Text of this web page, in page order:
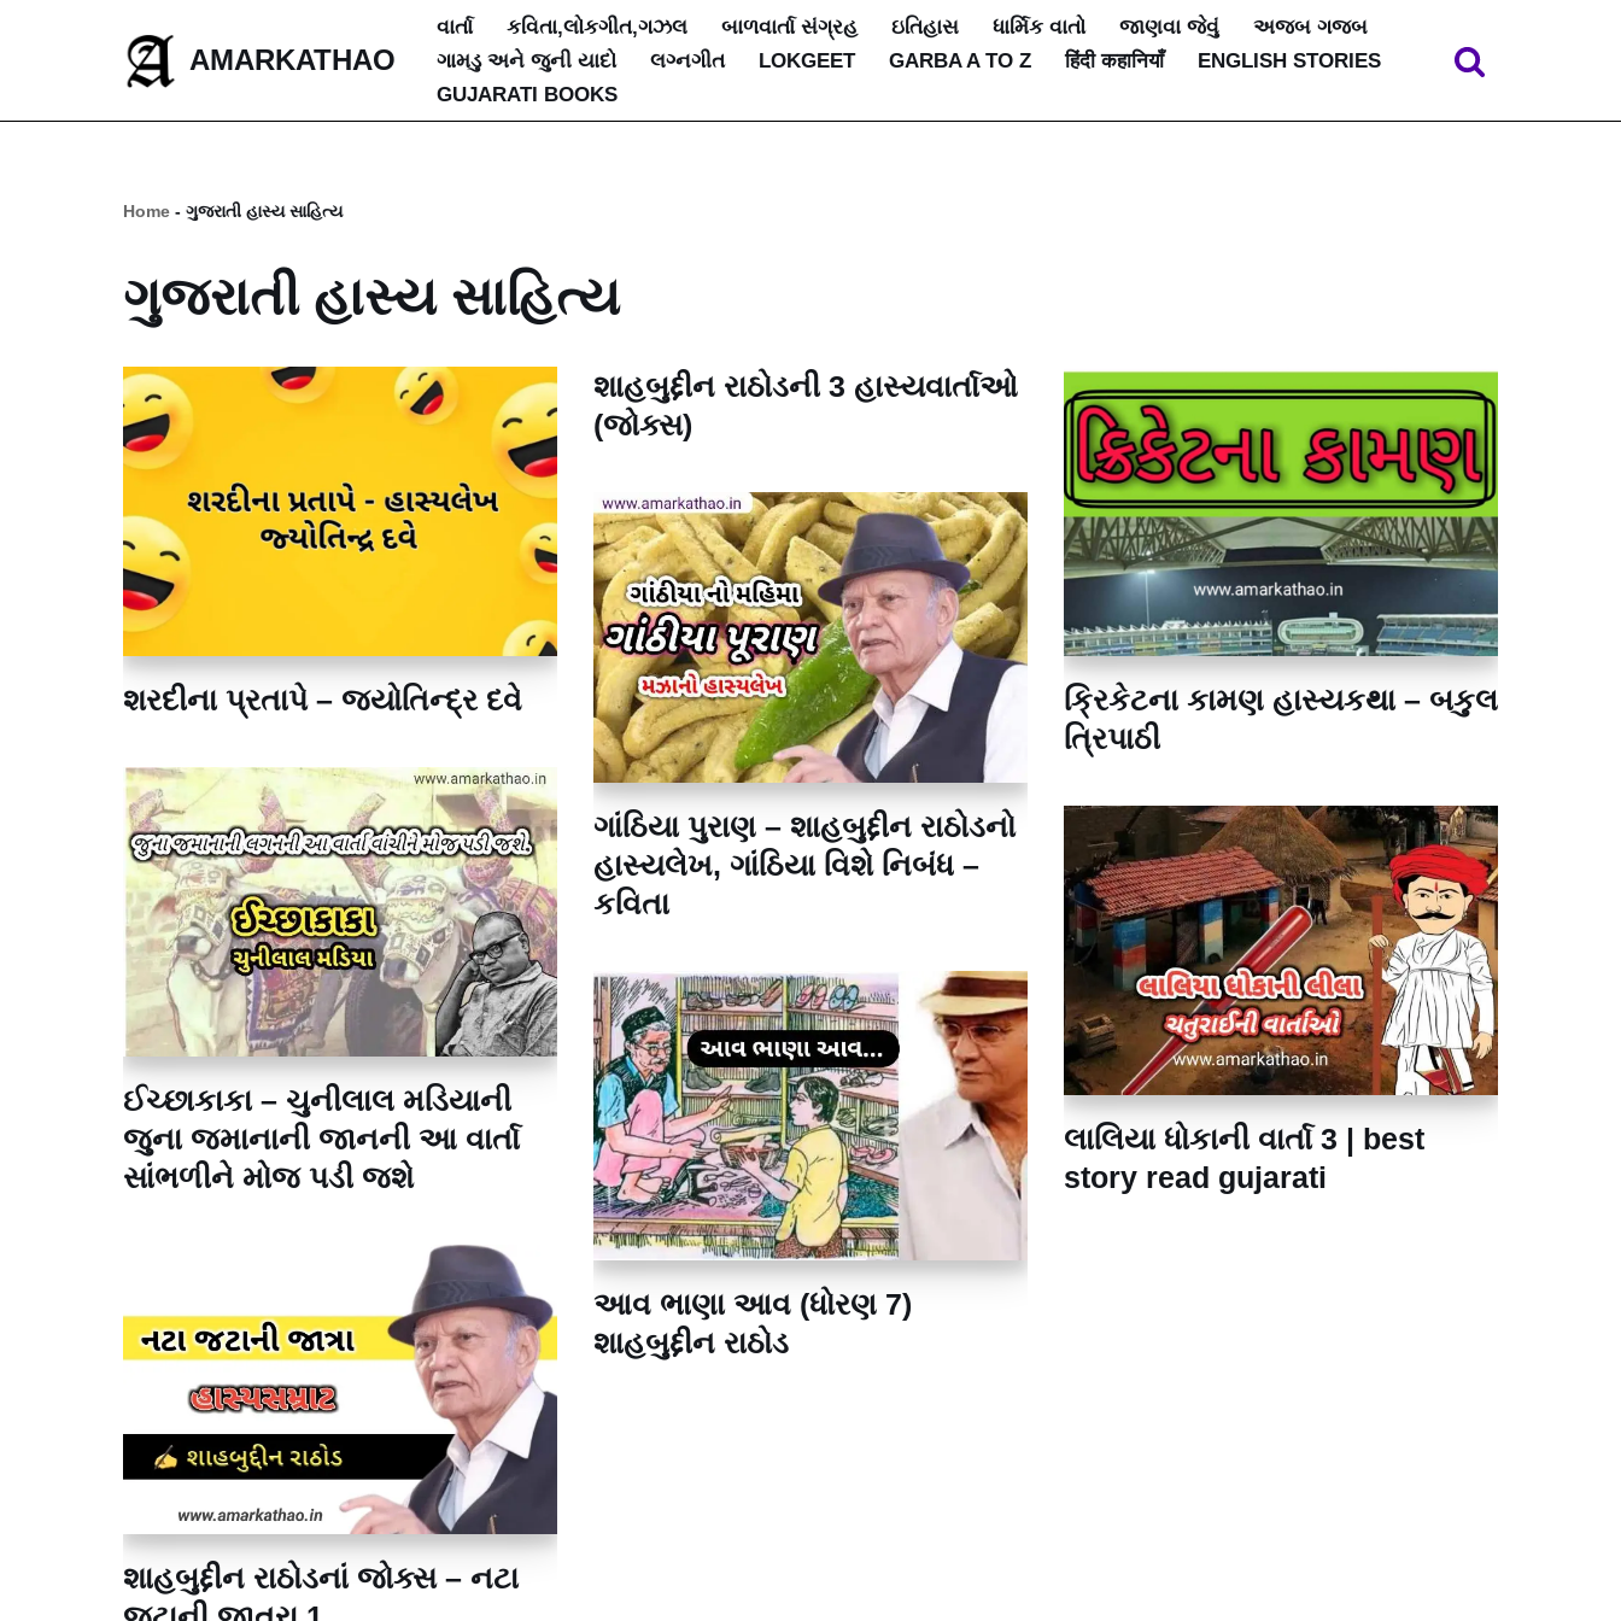
AMARKATHAO
વાર્તા કવિતા,લોકગીત,ગઝલ બાળવાર્તા સંગ્રહ ઇતિહાસ ધાર્મિક વાતો જાણવા જેવું
અજબ ગજબ
ગામડુ અને જુની યાદો
લગ્નગીત LOKGEET GARBA A TO Z हिंदी कहानियाँ
ENGLISH STORIES
GUJARATI BOOKS
Home - ગુજરાતી હાસ્ય સાહિત્ય
ગુજરાતી હાસ્ય સાહિત્ય
શરદીના પ્રતાપે – જ્યોતિન્દ્ર દવે
શાહબુદ્દીન રાઠોડની 3 હાસ્યવાર્તાઓ
(જોક્સ)
ક્રિકેટના કામણ હાસ્યકથા – બકુલ
ત્રિપાઠી
ગાંઠિયા પુરાણ – શાહબુદ્દીન રાઠોડનો
હાસ્યલેખ, ગાંઠિયા વિશે નિબંધ –
કવિતા
ઈચ્છાકાકા – ચુનીલાલ મડિયાની
જુના જમાનાની જાનની આ વાર્તા
સાંભળીને મોજ પડી જશે
લાલિયા ધોકાની વાર્તા 3 | best
story read gujarati
આવ ભાણા આવ (ધોરણ 7)
શાહબુદ્દીન રાઠોડ
શાહબુદ્દીન રાઠોડનાં જોક્સ – નટા